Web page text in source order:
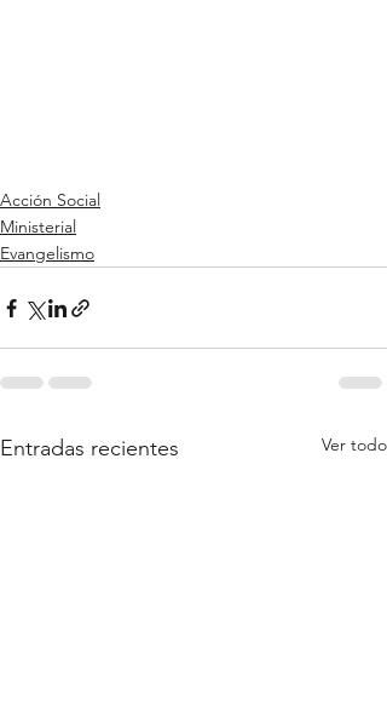
Acción Social
Ministerial
Evangelismo
Entradas recientes Ver todo